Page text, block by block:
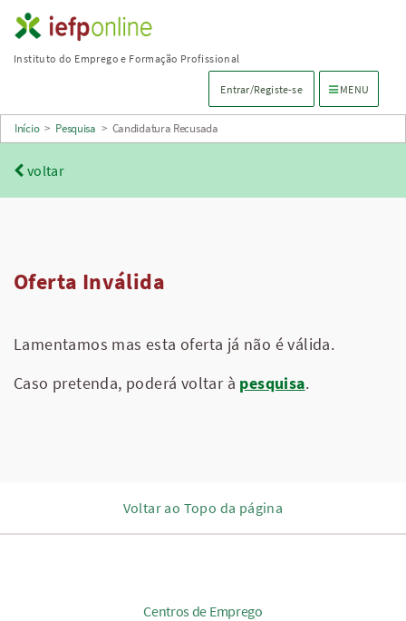
Saltar
para
principal
Instituto do Emprego e Formação Profissional
Entrar/Registe-se Menu de
MENU
Início > Pesquisa > Candidatura Recusada
voltar
Oferta Inválida
Lamentamos mas esta oferta já não é válida.
Caso pretenda, poderá voltar à pesquisa.
Voltar ao Topo da página
Centros de Emprego